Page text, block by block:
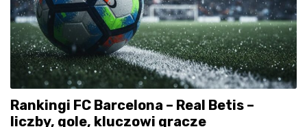
Rankingi FC Barcelona – Real Betis –
liczby, gole, kluczowi gracze